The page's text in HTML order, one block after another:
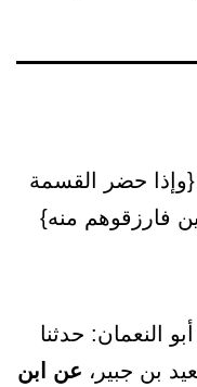
{وإذا حضر القسمة
فارزقوهم منه}
النعمان: حدثنا
بن جبير، عن ابن